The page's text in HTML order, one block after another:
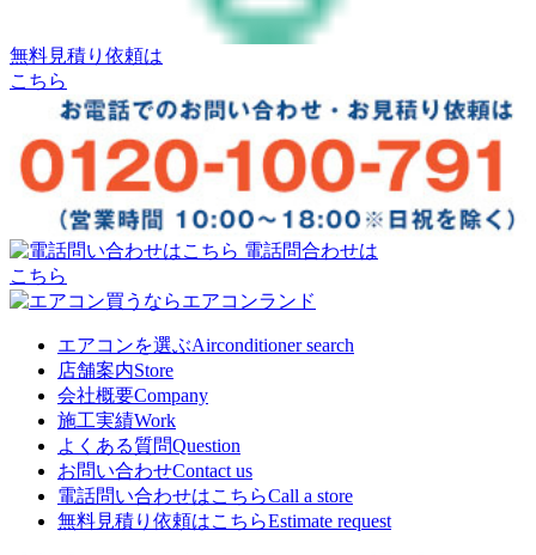
無料見積り依頼は
こちら
電話問合わせは
こちら
エアコンを選ぶAirconditioner search
店舗案内Store
会社概要Company
施工実績Work
よくある質問Question
お問い合わせContact us
電話問い合わせはこちらCall a store
無料見積り依頼はこちらEstimate request